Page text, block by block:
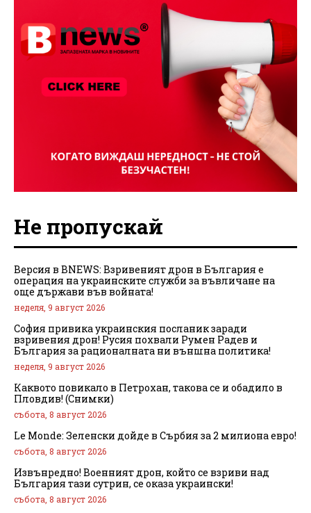
Не пропускай
Версия в BNEWS: Взривеният дрон в България е
операция на украинските служби за въвличане на
още държави във войната!
неделя, 9 август 2026
София привика украинския посланик заради
взривения дрон! Русия похвали Румен Радев и
България за рационалната ни външна политика!
неделя, 9 август 2026
Каквото повикало в Петрохан, такова се и обадило в
Пловдив! (Снимки)
събота, 8 август 2026
Le Monde: Зеленски дойде в Сърбия за 2 милиона евро!
събота, 8 август 2026
Извънредно! Военният дрон, който се взриви над
България тази сутрин, се оказа украински!
събота, 8 август 2026